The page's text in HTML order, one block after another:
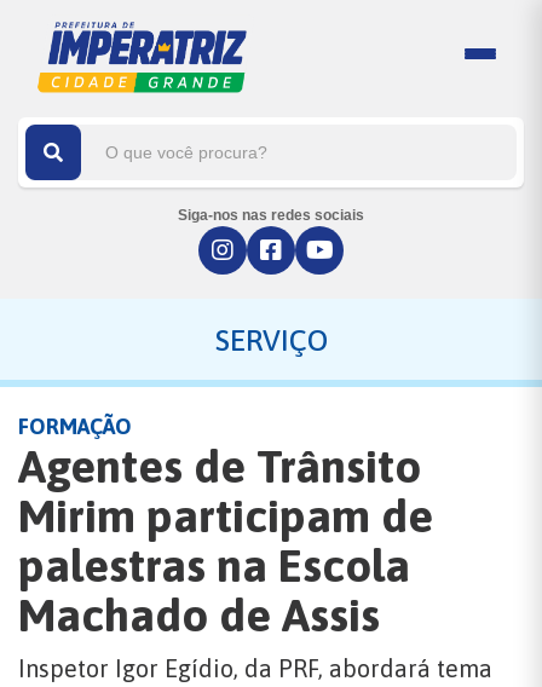
Siga-nos nas redes sociais
SERVIÇO
FORMAÇÃO
Agentes de Trânsito
Mirim participam de
palestras na Escola
Machado de Assis
Inspetor Igor Egídio, da PRF, abordará tema